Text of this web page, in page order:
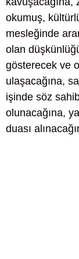
okumuş,
mesleğinde
olan
gösterecek ve
ulaşacağına,
işinde söz
olunacağına,
duası